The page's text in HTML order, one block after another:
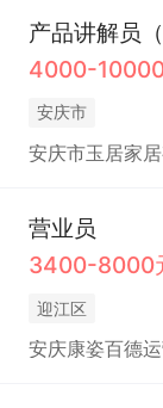
产品讲解员
4000-
安庆市
安庆市玉居家
营业员
3400-8000
迎江区
安庆康姿百德